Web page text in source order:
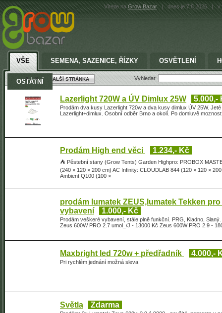
Vítejte naGrow Bazar | dnes je 7.8.2026 | v
VŠE SEMENA, SAZENICE, ŘÍZKY OSVĚTLENÍ
OSTATNÍ
2 3 DALŠÍ STRÁNKA Vyhledat:
Lazerlight 720W a ÚV Dimlux 25W 5.000,-
Prodám dva kusy Lazerlight 720w a dva kusy dimlux ÚV 25W.
Lazerlight+dimlux. Osobní odběr Brno a okolí. Po domluvě
Prodám High end věci 1.234,- Kč
⛺ Pěstební stany (Grow Tents) Garden Highpro: PROBOX
(240 × 120 × 200 cm) AC Infinity: CLOUDLAB 844 (120 × 120 ×
Ambient Q100 (100 ×
prodám lumatek ZEUS,lumatek Tekken
vybavení
1.000,- Kč
Prodám veškeré vybavení, stále plně funkční. PRG, Kladno,
Zeus 600W PRO 2.7 umol_/J - 13000 Kč Zeus 600W PRO 2.9 -
Maxbright led 720w + předřadník 4.000,-
Pri rychlém jednání možná sleva
Světla Zdarma